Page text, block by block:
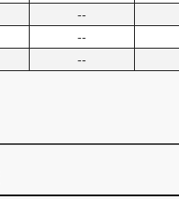
--
--
--